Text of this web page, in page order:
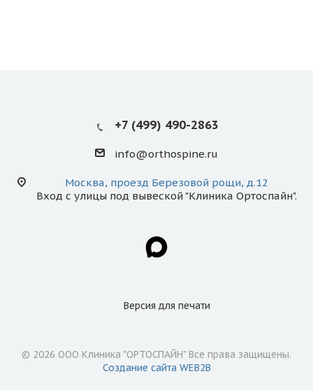
+7 (499) 490-2863
info@orthospine.ru
Москва, проезд Березовой рощи, д.12
Вход с улицы под вывеской "Клиника Ортоспайн".
Версия для печати
© 2026 ООО Клиника "ОРТОСПАЙН" Все права защищены.
Создание сайта WEB2B